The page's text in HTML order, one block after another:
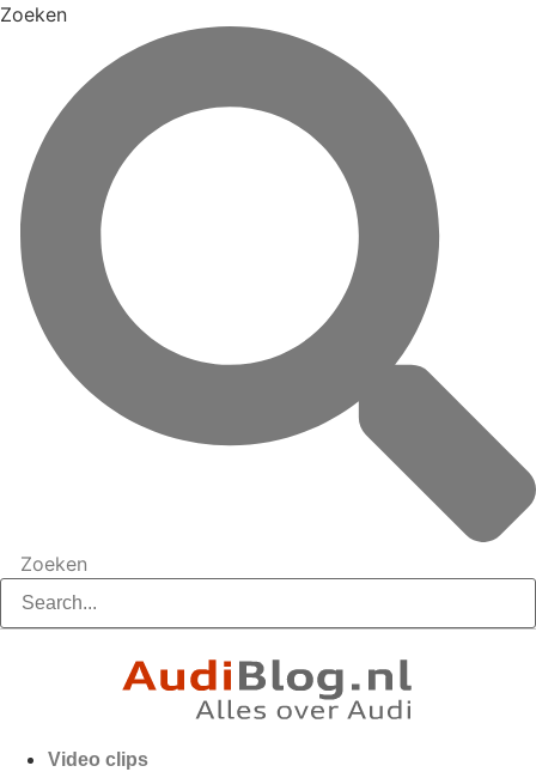
Zoeken
Zoeken
Video clips